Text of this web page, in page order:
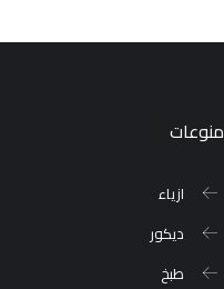
منوعات
ازياء
ديكور
طبخ